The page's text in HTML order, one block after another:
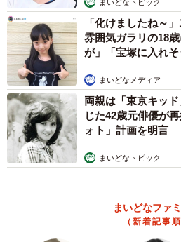
まいどなトピック
「化けましたね～
雰囲気ガラリの18
が」「宝塚に入れそ
まいどなメディア
両親は「東京キッ
じた42歳元俳優が
ォト」計画を明言
まいどなトピック
まいどなファ
（新着記事順